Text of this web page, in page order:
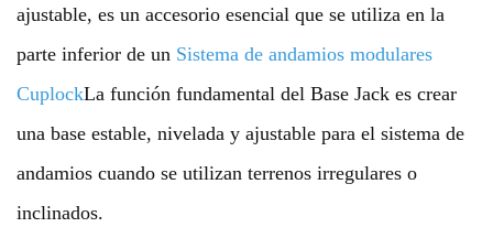
ajustable, es un accesorio esencial que se utiliza en la
parte inferior de un Sistema de andamios modulares
CuplockLa función fundamental del Base Jack es crear
una base estable, nivelada y ajustable para el sistema de
andamios cuando se utilizan terrenos irregulares o
inclinados.